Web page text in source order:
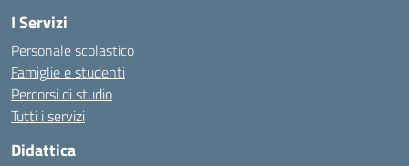
I Servizi
Personale scolastico
Famiglie e studenti
Percorsi di studio
Tutti i servizi
Didattica